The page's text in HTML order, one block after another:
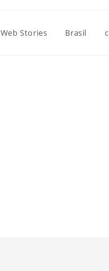
Web Stories Brasil